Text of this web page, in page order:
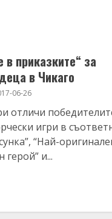
приказките“ за
в Чикаго
06-26
отличи
игри в
“Най-
герой” и...